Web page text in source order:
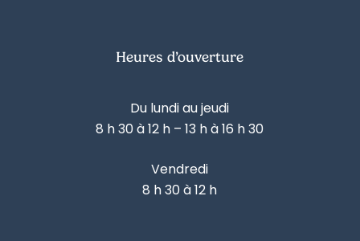
Heures d’ouverture
Du lundi au jeudi
8 h 30 à 12 h – 13 h à 16 h 30
Vendredi
8 h 30 à 12 h